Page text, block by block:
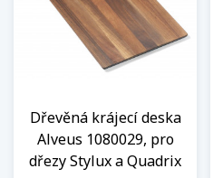
Dřevěná krájecí deska
Alveus 1080029, pro
dřezy Stylux a Quadrix